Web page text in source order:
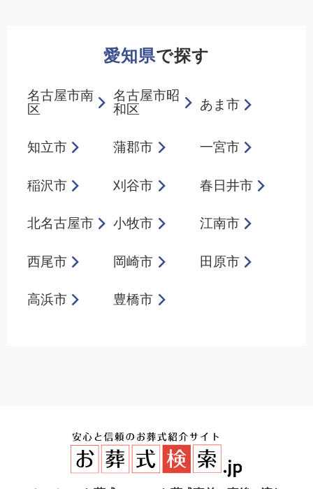
愛知県で探す
名古屋市南
区
名古屋市昭
和区
あま市
知立市 蒲郡市 一宮市
稲沢市 刈谷市 春日井市
北名古屋市 小牧市 江南市
西尾市 岡崎市 田原市
高浜市 豊橋市